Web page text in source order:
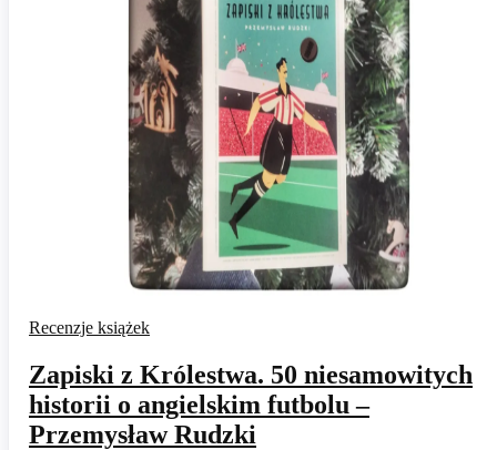
Recenzje książek
Zapiski z Królestwa. 50 niesamowitych
historii o angielskim futbolu –
Przemysław Rudzki